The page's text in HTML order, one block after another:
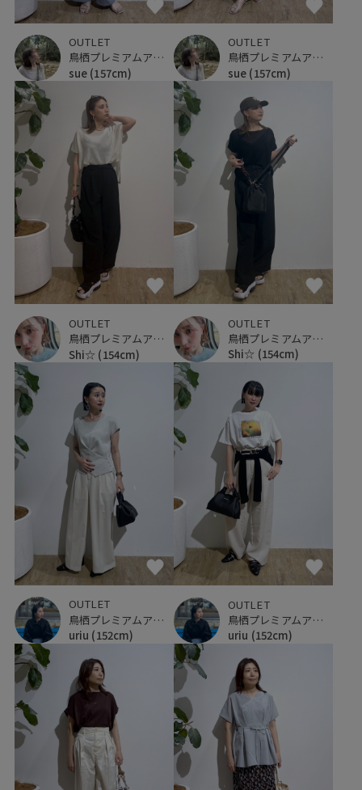
OUTLET
鳥栖プレミアムアウトレット
sue (157cm)
OUTLET
鳥栖プレミアムアウトレット
sue (157cm)
OUTLET
鳥栖プレミアムアウトレット
Shi☆ (154cm)
OUTLET
鳥栖プレミアムアウトレット
Shi☆ (154cm)
OUTLET
鳥栖プレミアムアウトレット
uriu (152cm)
OUTLET
鳥栖プレミアムアウトレット
uriu (152cm)